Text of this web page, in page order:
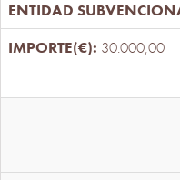
30.000,00